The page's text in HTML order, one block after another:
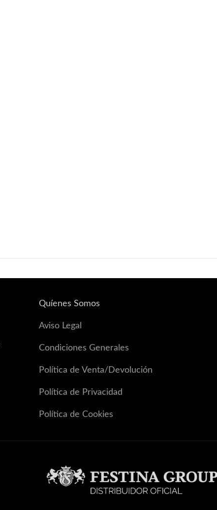
Quíenes Somos
Aviso Legal
Condiciones Generales
Política de Venta/Devolución
Política de Privacidad
Política de Cookies